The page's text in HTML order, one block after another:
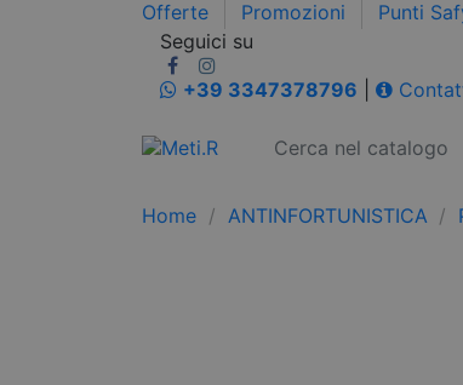
Offerte Promozioni Punti
Seguici su
+39 3347378796
Home ANTINFORTUNISTICA